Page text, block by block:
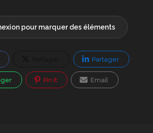
pour marquer des éléments
Partager
Pin It Email